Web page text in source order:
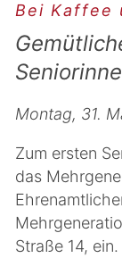
Bei Kaffee
Montag, 31.
Zum ersten
das
Straße 14, ein.